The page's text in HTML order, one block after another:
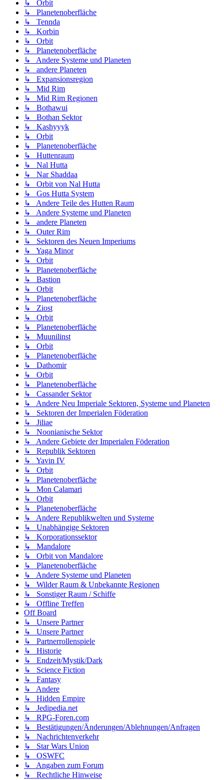
↳ Orbit
↳ Planetenoberfläche
↳ Tennda
↳ Korbin
↳ Orbit
↳ Planetenoberfläche
↳ Andere Systeme und Planeten
↳ andere Planeten
↳ Expansionsregion
↳ Mid Rim
↳ Mid Rim Regionen
↳ Bothawui
↳ Bothan Sektor
↳ Kashyyyk
↳ Orbit
↳ Planetenoberfläche
↳ Huttenraum
↳ Nal Hutta
↳ Nar Shaddaa
↳ Orbit von Nal Hutta
↳ Gos Hutta System
↳ Andere Teile des Hutten Raum
↳ Andere Systeme und Planeten
↳ andere Planeten
↳ Outer Rim
↳ Sektoren des Neuen Imperiums
↳ Yaga Minor
↳ Orbit
↳ Planetenoberfläche
↳ Bastion
↳ Orbit
↳ Planetenoberfläche
↳ Ziost
↳ Orbit
↳ Planetenoberfläche
↳ Muunilinst
↳ Orbit
↳ Planetenoberfläche
↳ Dathomir
↳ Orbit
↳ Planetenoberfläche
↳ Cassander Sektor
↳ Andere Neu Imperiale Sektoren, Systeme und Planeten
↳ Sektoren der Imperialen Föderation
↳ Jiliae
↳ Noonianische Sektor
↳ Andere Gebiete der Imperialen Föderation
↳ Republik Sektoren
↳ Yavin IV
↳ Orbit
↳ Planetenoberfläche
↳ Mon Calamari
↳ Orbit
↳ Planetenoberfläche
↳ Andere Republikwelten und Systeme
↳ Unabhängige Sektoren
↳ Korporationssektor
↳ Mandalore
↳ Orbit von Mandalore
↳ Planetenoberfläche
↳ Andere Systeme und Planeten
↳ Wilder Raum & Unbekannte Regionen
↳ Sonstiger Raum / Schiffe
↳ Offline Treffen
Off Board
↳ Unsere Partner
↳ Unsere Partner
↳ Partnerrollenspiele
↳ Historie
↳ Endzeit/Mystik/Dark
↳ Science Fiction
↳ Fantasy
↳ Andere
↳ Hidden Empire
↳ Jedipedia.net
↳ RPG-Foren.com
↳ Bestätigungen/Änderungen/Ablehnungen/Anfragen
↳ Nachrichtenverkehr
↳ Star Wars Union
↳ OSWFC
↳ Angaben zum Forum
↳ Rechtliche Hinweise